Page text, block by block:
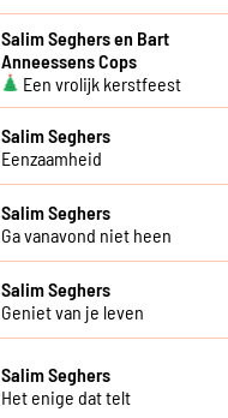
Salim Seghers en Bart
Anneessens Cops
Een vrolijk kerstfeest
Salim Seghers
Eenzaamheid
Salim Seghers
Ga vanavond niet heen
Salim Seghers
Geniet van je leven
Salim Seghers
Het enige dat telt